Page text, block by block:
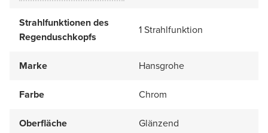
Strahlfunktionen des
Regenduschkopfs
1 Strahlfunktion
Marke Hansgrohe
Farbe Chrom
Oberfläche Glänzend